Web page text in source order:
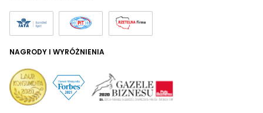
NAGRODY I WYRÓŻNIENIA